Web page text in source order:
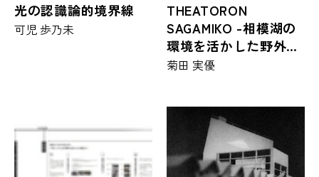
光の認識論的境界線
可児 歩乃未
THEATORON
SAGAMIKO -相模湖の
環境を活かした野外劇
場の提案-
菊田 実優